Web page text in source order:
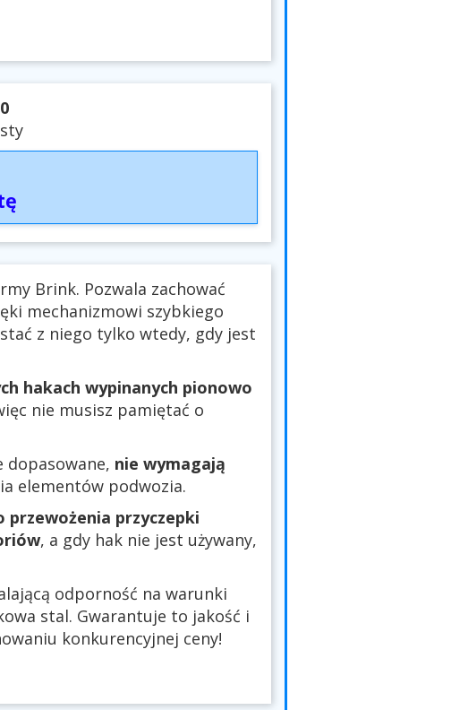
Brink. Pozwala zachować
mechanizmowi szybkiego
z niego tylko wtedy, gdy jest
hakach wypinanych pionowo
nie musisz pamiętać o
dopasowane, nie wymagają
elementów podwozia.
przewożenia przyczepki
, a gdy hak nie jest używany,
odporność na warunki
stal. Gwarantuje to jakość i
konkurencyjnej ceny!